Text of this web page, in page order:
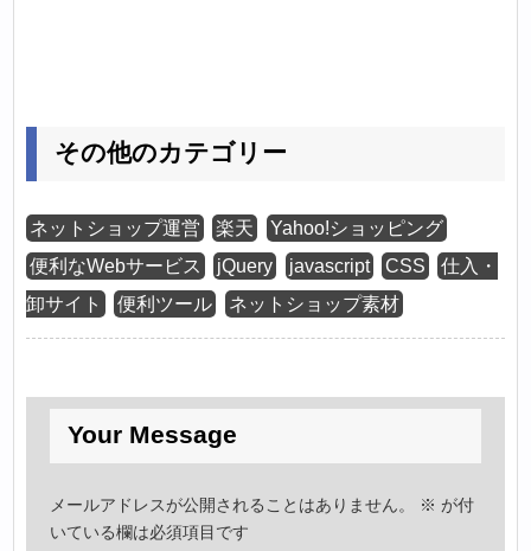
その他のカテゴリー
ネットショップ運営 楽天
Yahoo!ショッピング
便利なWebサービス
jQuery javascript CSS
仕入・
卸サイト
便利ツール ネットショップ素材
Your Message
メールアドレスが公開されることはありません。 ※ が付
いている欄は必須項目です